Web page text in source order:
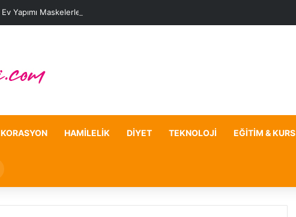
Ev Yapımı Maskelerle Leke Sorununa Çözüm Önerileri
HAMILELIK DIYET TEKNOLOJI EĞITIM & KURS